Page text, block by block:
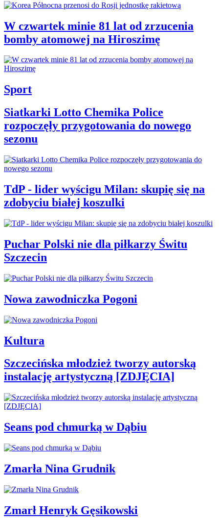
W czwartek minie 81 lat od zrzucenia
bomby atomowej na Hiroszimę
Sport
Siatkarki Lotto Chemika Police
rozpoczęły przygotowania do nowego
sezonu
TdP - lider wyścigu Milan: skupię się na
zdobyciu białej koszulki
Puchar Polski nie dla piłkarzy Świtu
Szczecin
Nowa zawodniczka Pogoni
Kultura
Szczecińska młodzież tworzy autorską
instalację artystyczną [ZDJĘCIA]
Seans pod chmurką w Dąbiu
Zmarła Nina Grudnik
Zmarł Henryk Gęsikowski